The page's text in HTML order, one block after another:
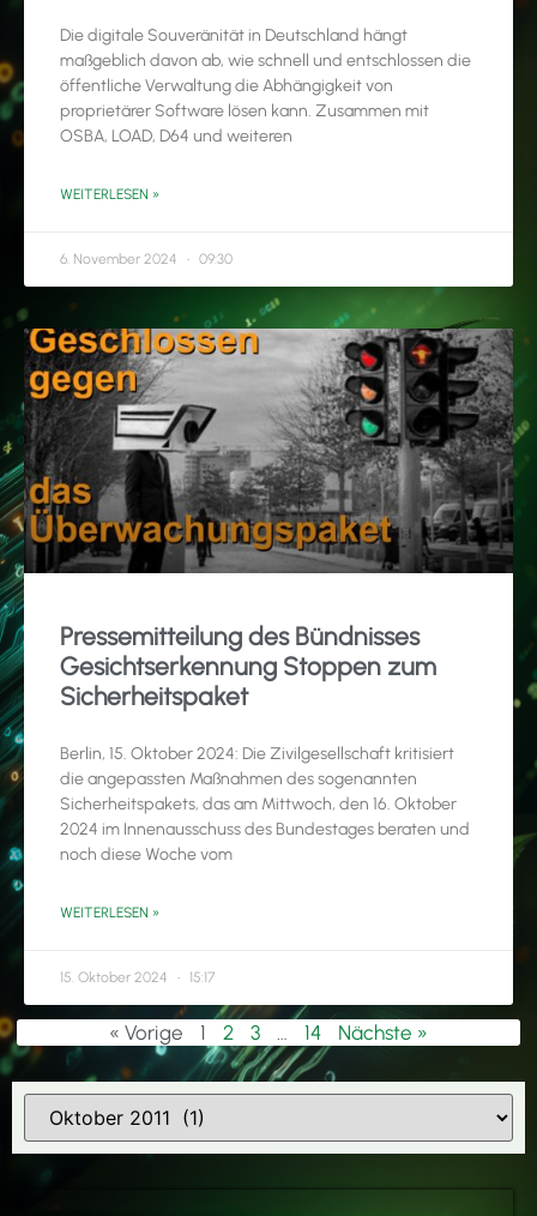
Die digitale Souveränität in Deutschland hängt
maßgeblich davon ab, wie schnell und entschlossen die
öffentliche Verwaltung die Abhängigkeit von
proprietärer Software lösen kann. Zusammen mit
OSBA, LOAD, D64 und weiteren
WEITERLESEN »
6. November 2024 09:30
Pressemitteilung des Bündnisses
Gesichtserkennung Stoppen zum
Sicherheitspaket
Berlin, 15. Oktober 2024: Die Zivilgesellschaft kritisiert
die angepassten Maßnahmen des sogenannten
Sicherheitspakets, das am Mittwoch, den 16. Oktober
2024 im Innenausschuss des Bundestages beraten und
noch diese Woche vom
WEITERLESEN »
15. Oktober 2024 15:17
« Vorige 1 2 3 14 Nächste »